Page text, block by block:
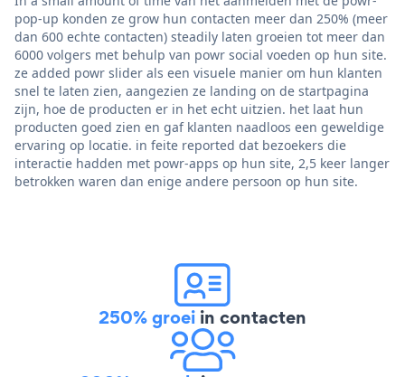
pop-up konden ze grow hun contacten meer dan 250% (meer
dan 600 echte contacten) steadily laten groeien tot meer dan
6000 volgers met behulp van powr social voeden op hun site.
ze added powr slider als een visuele manier om hun klanten
snel te laten zien, aangezien ze landing on de startpagina
zijn, hoe de producten er in het echt uitzien. het laat hun
producten goed zien en gaf klanten naadloos een geweldige
ervaring op locatie. in feite reported dat bezoekers die
interactie hadden met powr-apps op hun site, 2,5 keer langer
betrokken waren dan enige andere persoon op hun site.
250% groei in contacten